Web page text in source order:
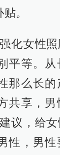
。
化女性
平等。从
那么长的
共享，男
议，给
性，男性